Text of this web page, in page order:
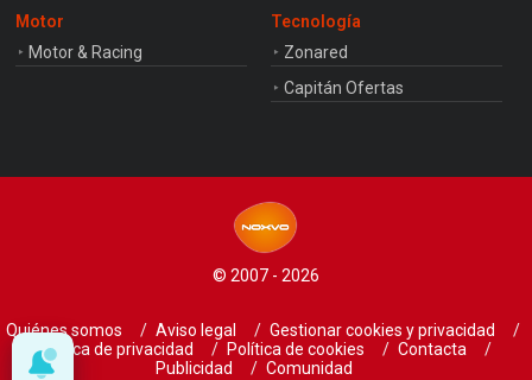
Motor
Motor & Racing
Tecnología
Zonared
Capitán Ofertas
© 2007 - 2026
Quiénes somos Aviso legal
Gestionar cookies y privacidad
Política de privacidad
Política de cookies
Contacta
Publicidad
Comunidad